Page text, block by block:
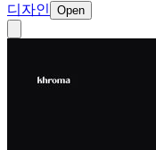
디자인 Open